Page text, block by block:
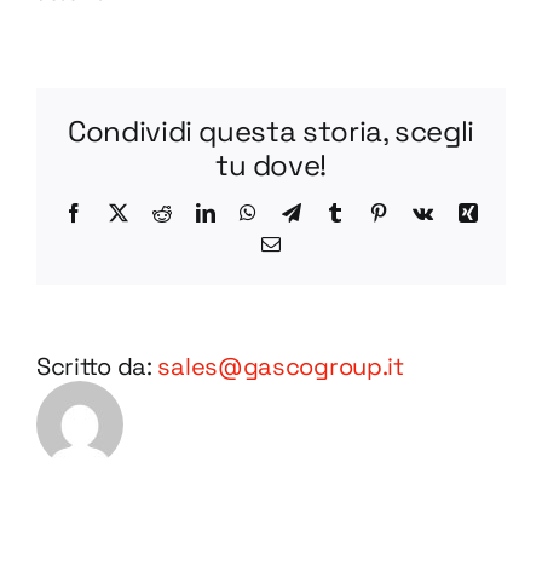
STEP
Condividi questa storia, scegli
tu dove!
Facebook
X RedditLinkedInWhatsApp
TelegramTumblr Pinterest
Vk
Xing
Email
Scritto da: sales@gascogroup.it